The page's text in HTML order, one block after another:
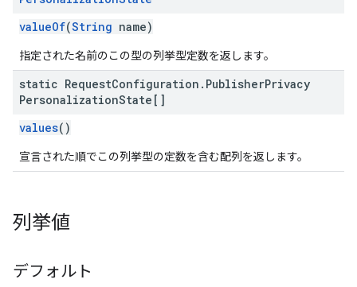
valueOf(String name)
指定された名前のこの型の列挙型定数を返します。
static RequestConfiguration . PublisherPrivacy
PersonalizationState[]
values()
宣言された順でこの列挙型の定数を含む配列を返します。
列挙値
デフォルト